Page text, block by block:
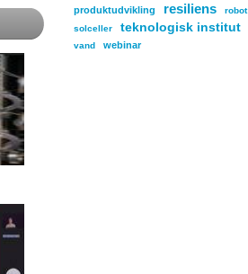
produktudvikling resiliens
robot
solceller
teknologisk institut
vand
webinar